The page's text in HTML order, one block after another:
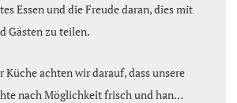
Essen und die Freude daran, dies mit
Gästen zu teilen.
Küche achten wir darauf, dass unsere
nach Möglichkeit frisch und han…